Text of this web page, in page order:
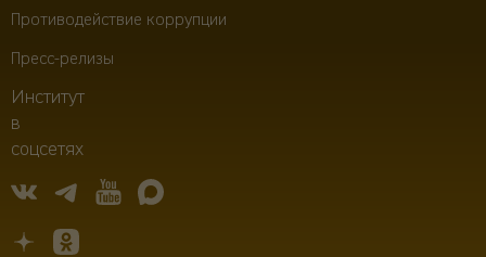
Противодействие коррупции
Пресс-релизы
Институт
в
соцсетях